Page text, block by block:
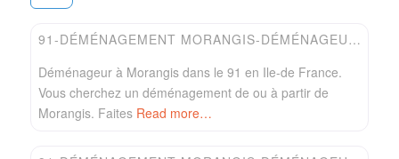
Easydem
91-DÉMÉNAGEMENT MORANGIS-DÉMÉNAGEUR TRANSLYNE
Déménageur à Morangis dans le 91 en Ile-de France.
Vous cherchez un déménagement de ou à partir de
Morangis. Faites Read more…